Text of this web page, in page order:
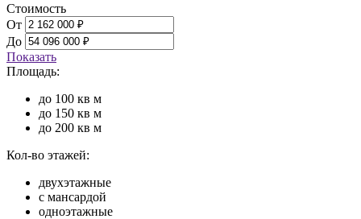
Стоимость
От
До
Показать
Площадь:
до 100 кв м
до 150 кв м
до 200 кв м
Кол-во этажей:
двухэтажные
с мансардой
одноэтажные